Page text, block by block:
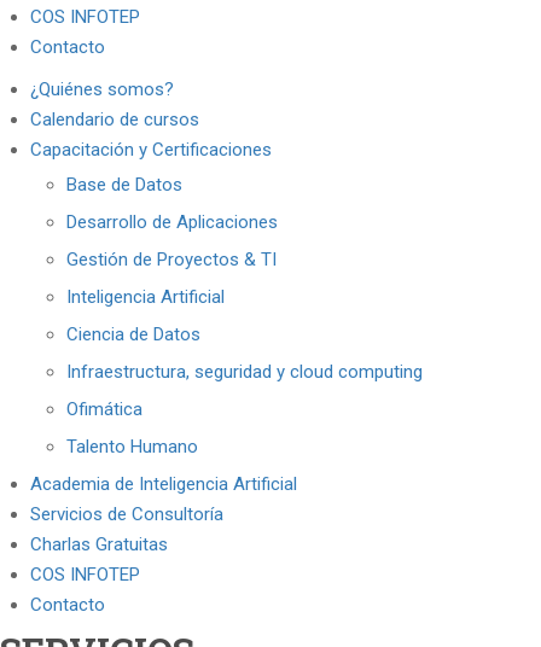
COS INFOTEP
Contacto
¿Quiénes somos?
Calendario de cursos
Capacitación y Certificaciones
Base de Datos
Desarrollo de Aplicaciones
Gestión de Proyectos & TI
Inteligencia Artificial
Ciencia de Datos
Infraestructura, seguridad y cloud computing
Ofimática
Talento Humano
Academia de Inteligencia Artificial
Servicios de Consultoría
Charlas Gratuitas
COS INFOTEP
Contacto